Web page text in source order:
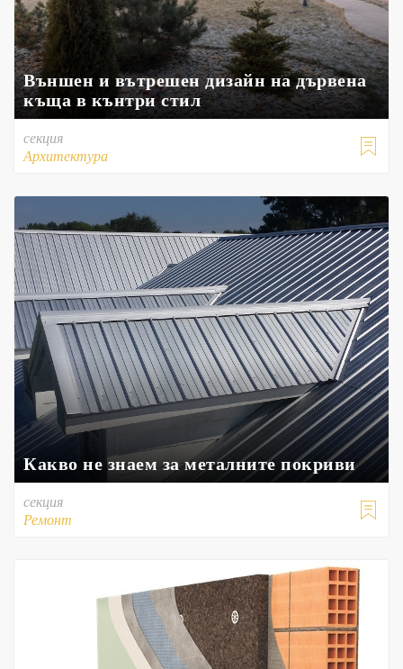
Външен и вътрешен дизайн на дървена
къща в кънтри стил

секция
Архитектура
Какво не знаем за металните покриви

секция
Ремонт